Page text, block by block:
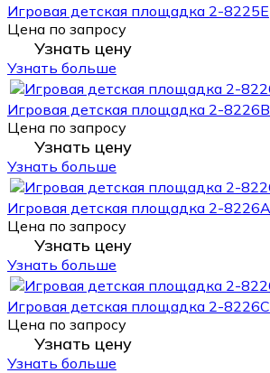
Игровая детская площадка 2-8225E
Цена по запросу
Узнать цену
Узнать больше
Игровая детская площадка 2-8226B
Цена по запросу
Узнать цену
Узнать больше
Игровая детская площадка 2-8226A
Цена по запросу
Узнать цену
Узнать больше
Игровая детская площадка 2-8226C
Цена по запросу
Узнать цену
Узнать больше